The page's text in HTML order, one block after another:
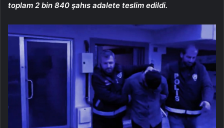
toplam 2 bin 840 şahıs adalete teslim edildi.